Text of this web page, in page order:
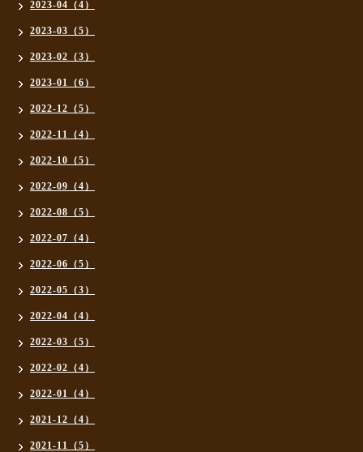
2023-04（4）
2023-03（5）
2023-02（3）
2023-01（6）
2022-12（5）
2022-11（4）
2022-10（5）
2022-09（4）
2022-08（5）
2022-07（4）
2022-06（5）
2022-05（3）
2022-04（4）
2022-03（5）
2022-02（4）
2022-01（4）
2021-12（4）
2021-11（5）